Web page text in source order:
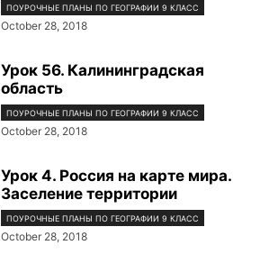
ПОУРОЧНЫЕ ПЛАНЫ ПО ГЕОГРАФИИ 9 КЛАСС
October 28, 2018
Урок 56. Калининградская
область
ПОУРОЧНЫЕ ПЛАНЫ ПО ГЕОГРАФИИ 9 КЛАСС
October 28, 2018
Урок 4. Россия на карте мира.
Заселение территории
ПОУРОЧНЫЕ ПЛАНЫ ПО ГЕОГРАФИИ 9 КЛАСС
October 28, 2018